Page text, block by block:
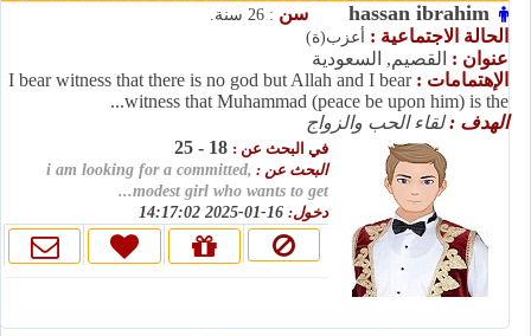
hassan ibrahim سن : 26 سنة.
الحالة الاجتماعية : أعزب(ة)
عنوان : القصيم, السعودية
الإهتمامات :I bear witness that there is no god but Allah and I bear
witness that Muhammad (peace be upon him) is the...
الهدف :لقاء الحب والزواج
في البحث عن :
البحث عن : i am looking for a committed,
modest girl who wants to get...
دخول: